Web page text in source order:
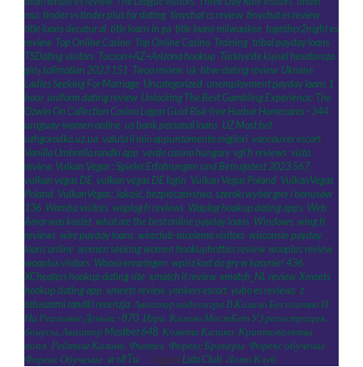
nsa, tinder vs tinder plus for dating, tinychat cs review, tinychat es review,
title loans decatur al, title loans in ga, title loans milwaukee, together2night es
review, Top Online Casino, Top Online Casino, Training, tribal payday loans,
TSDating visitors, Tucson+AZ+Arizona hookup, Türkiye'de kişisel hesabınıza
giriş talimatları 2023 151, Twoo review, uk-bbw-dating review, Ukraine
Ladies Seeking For Marriage, Uncategorized, unemployment payday loans 1
hour, uniform dating review, Unlocking The Best Gambling Experience: The
Ozwin On Collection Casino Logon Guid Risk-free Harbor Homecares - 344,
uruguay-women online, us bank personal loans, UZ Most bet,
uzhgorodka.uz.ua, valuta il mio appuntamento migliori, vancouver escort,
Vanilla Umbrella randki app, verde casino hungary, vgl fr reviews, vista
review, Vulkan Vegas ️: Spieler Erfahrungen und Betrugstest 2023 567,
vulkan vegas DE, vulkan vegas DE login, Vulkan Vegas Poland, VulkanVegas
Poland, VulkanVegas: Jakość, bezpieczeństwo, szeroki wybór gier i bonusów
136, Wamba visitors, waplog fr reviews, Waplog hookup dating apps, Web-
Amor was kostet, what are the best online payday loans, Windows, wing fr
reviews, wire payday loans, wireclub-inceleme visitors, wisconsin payday
loans online, women seeking women hookuphotties review, wooplus review,
wooplus visitors, Woosa ervaringen, wpisz kod do gry w kasynie! 436,
XCheaters hookup dating site, xmatch it review, xmatch_NL review, Xmeets
hookup dating app, xmeets review, yonkers escort, yubo es reviews, z
tatuazami randki recenzja, Авиатор видеоигра В Казино Бесплатно И
На Реальные Деньги - 870, Игра, Казино МостБет УЗ регистрация,
бонусы, Авиатор Mostbet 648, Комета Казино, Криптовалюты,
попа, Рейтинг Казино, Финтех, Форекс Брокеры, Форекс обучение,
Форекс Обучение, คาสิโน Tagged Loto Club, Лото Клуб